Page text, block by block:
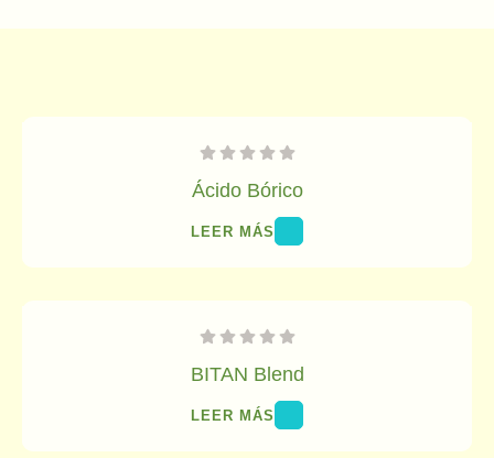
Ácido Bórico
LEER MÁS
BITAN Blend
LEER MÁS